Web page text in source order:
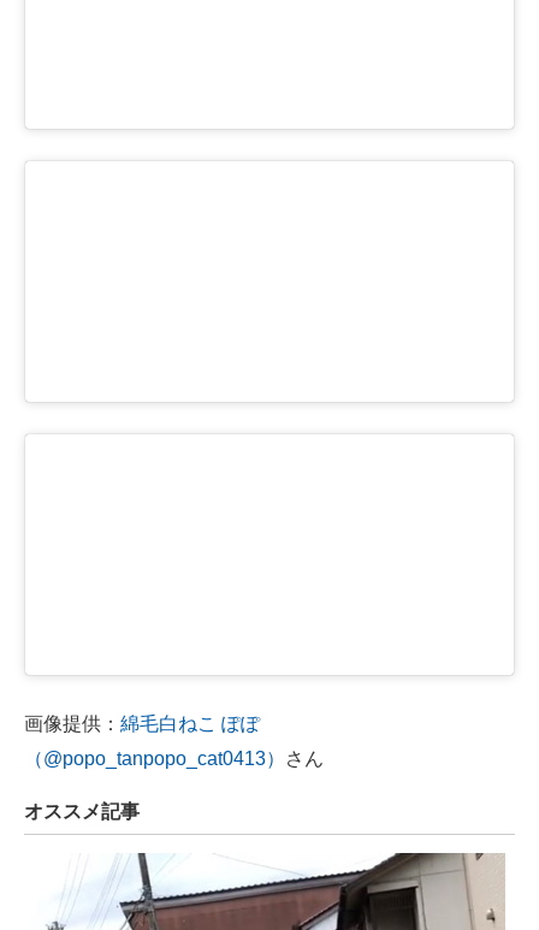
画像提供： 綿毛白ねこ ぽぽ
（@popo_tanpopo_cat0413）
さん
オススメ記事